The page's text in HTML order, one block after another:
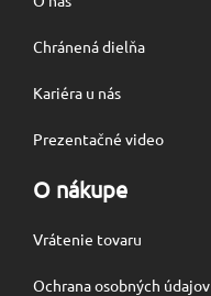
Chránená dielňa
Kariéra u nás
Prezentačné video
O nákupe
Vrátenie tovaru
Ochrana osobných údajov